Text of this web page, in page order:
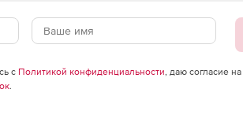
с Политикой конфиденциальности, даю согласие на
.